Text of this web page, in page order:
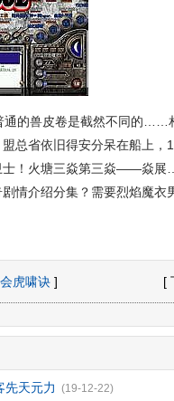
的兽皮卷是截然不同的……
总省依旧得安分呆在船上
士！火塘三焱第三焱——焱
情介绍分集？需要烈焰魔衣
虎啸诀 ] [
先天元力 (19-12-22)